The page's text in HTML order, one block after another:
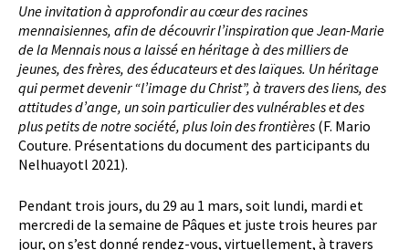
Une invitation à approfondir au cœur des racines
mennaisiennes, afin de découvrir l’inspiration que Jean-Marie
de la Mennais nous a laissé en héritage à des milliers de
jeunes, des frères, des éducateurs et des laïques. Un héritage
qui permet devenir “l’image du Christ”, à travers des liens, des
attitudes d’ange, un soin particulier des vulnérables et des
plus petits de notre société, plus loin des frontières (F. Mario
Couture. Présentations du document des participants du
Nelhuayotl 2021).
Pendant trois jours, du 29 au 1 mars, soit lundi, mardi et
mercredi de la semaine de Pâques et juste trois heures par
jour, on s’est donné rendez-vous, virtuellement, à travers